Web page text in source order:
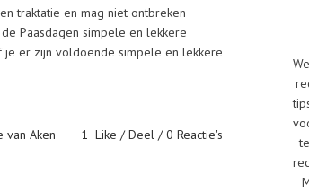
traktatie en mag niet ontbreken
Paasdagen simpele en lekkere
er zijn voldoende simpele en lekkere
van Aken 1 Like Deel 0 Reactie's